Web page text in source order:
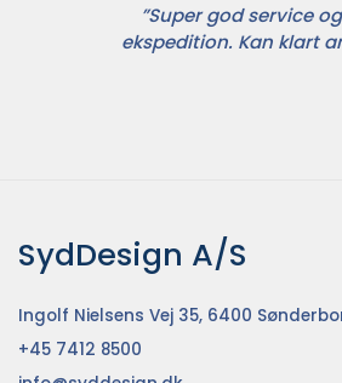
”Super god service
ekspedition. Kan klart
SydDesign A/S
Ingolf Nielsens Vej 35, 6400
+45 7412 8500